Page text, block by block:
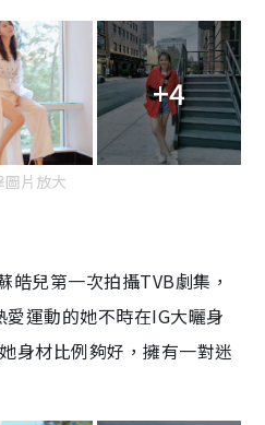
+4
圖片放大
皓兒第一次拍攝TVB劇集，
運動的她不時在IG大曬身
身材比例夠好，擁有一對迷